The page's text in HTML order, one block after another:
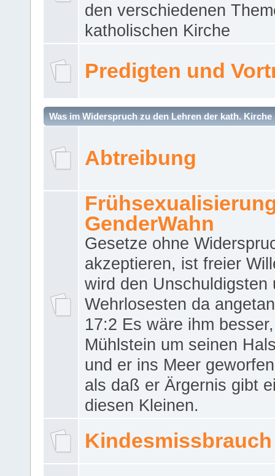
den verschiedenen
katholischen Kirche
Predigten und
Was im Widerspruch zu den Lehren der kath. Kirche
Abtreibung
GenderWahn
Gesetze ohne
akzeptieren, ist freier
wird den Unschuldigsten
Wehrlosesten da
17:2 Es wäre ihm
Mühlstein um seinen
und er ins Meer
als daß er Ärgernis gibt
diesen Kleinen.
Kindesmissbrauch